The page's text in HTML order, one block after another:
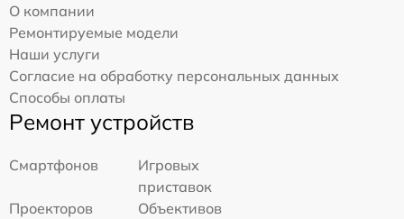
О компании
Ремонтируемые модели
Наши услуги
Согласие на обработку персональных данных
Способы оплаты
Ремонт устройств
Смартфонов
Игровых
приставок
Проекторов
Объективов